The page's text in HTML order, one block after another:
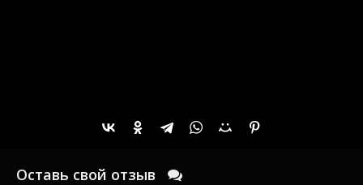
Оставь свой отзыв